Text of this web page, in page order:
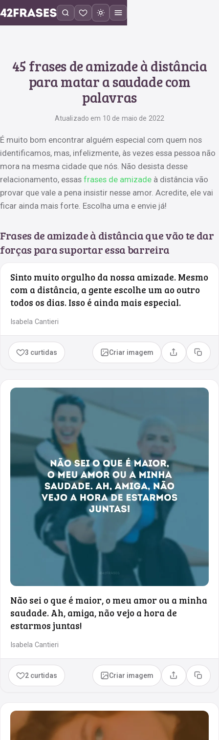
45 frases de amizade à distância
para matar a saudade com
palavras
Atualizado em 10 de maio de 2022
É muito bom encontrar alguém especial com quem nos
identificamos, mas, infelizmente, às vezes essa pessoa não
mora na mesma cidade que nós. Não desista desse
relacionamento, essas frases de amizade à distância vão
provar que vale a pena insistir nesse amor. Acredite, ele vai
ficar ainda mais forte. Escolha uma e envie já!
Frases de amizade à distância que vão te dar
forças para suportar essa barreira
Sinto muito orgulho da nossa amizade. Mesmo
com a distância, a gente escolhe um ao outro
todos os dias. Isso é ainda mais especial.
Isabela Cantieri
3 curtidas Criar imagem Compartilhar
Copiar
Não sei o que é maior, o meu amor ou a minha
saudade. Ah, amiga, não vejo a hora de
estarmos juntas!
Isabela Cantieri
2 curtidas Criar imagem Compartilhar
Copiar